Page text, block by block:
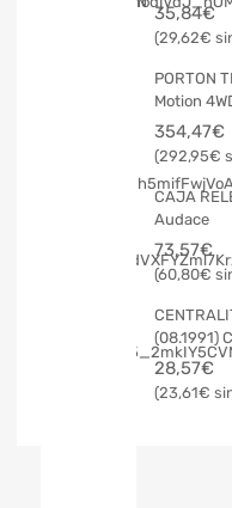
35,84€
29,62€
PORTON
Motion
354,47€
292,95€
CAJA
Audace
73,57€
60,80€
(08.1991)
28,57€
23,61€